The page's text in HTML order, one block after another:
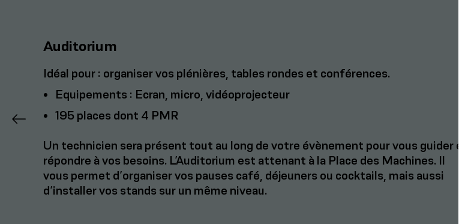
Auditorium
Idéal pour : organiser vos plénières, tables rondes et conférences.
Equipements : Ecran, micro, vidéoprojecteur
195 places dont 4 PMR
Un technicien sera présent tout au long de votre évènement pour vous guider et
répondre à vos besoins. L’Auditorium est attenant à la Place des Machines. Il
vous permet d’organiser vos pauses café, déjeuners ou cocktails, mais aussi
d’installer vos stands sur un même niveau.